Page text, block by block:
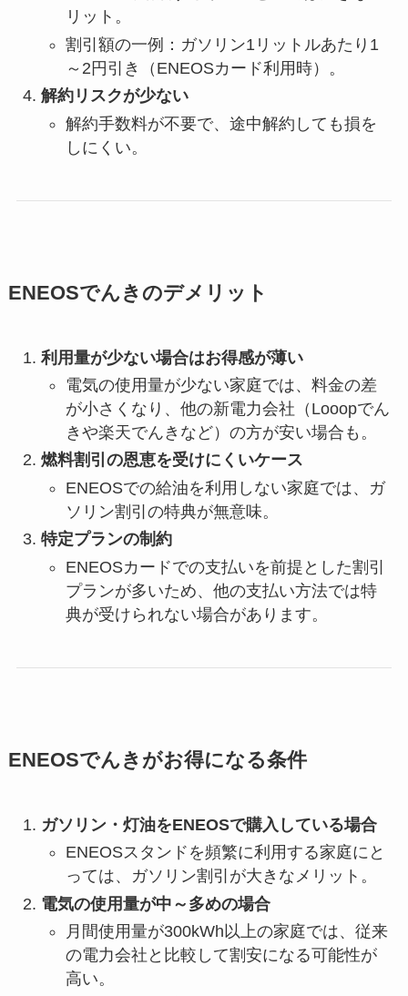
リット。
割引額の一例：ガソリン1リットルあたり1
～2円引き（ENEOSカード利用時）。
解約リスクが少ない
解約手数料が不要で、途中解約しても損を
しにくい。
ENEOSでんきのデメリット
利用量が少ない場合はお得感が薄い
電気の使用量が少ない家庭では、料金の差
が小さくなり、他の新電力会社（Looopでん
きや楽天でんきなど）の方が安い場合も。
燃料割引の恩恵を受けにくいケース
ENEOSでの給油を利用しない家庭では、ガ
ソリン割引の特典が無意味。
特定プランの制約
ENEOSカードでの支払いを前提とした割引
プランが多いため、他の支払い方法では特
典が受けられない場合があります。
ENEOSでんきがお得になる条件
ガソリン・灯油をENEOSで購入している場合
ENEOSスタンドを頻繁に利用する家庭にと
っては、ガソリン割引が大きなメリット。
電気の使用量が中～多めの場合
月間使用量が300kWh以上の家庭では、従来
の電力会社と比較して割安になる可能性が
高い。